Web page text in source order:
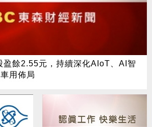
盈餘2.55元，持續深化AIoT、AI智
用佈局